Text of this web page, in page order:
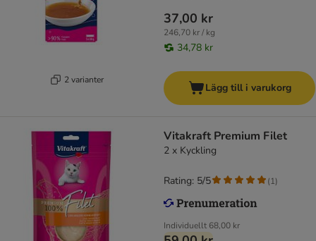
2 varianter
37,00 kr
246,70 kr / kg
34,78 kr
Lägg till i varukorg
Vitakraft Premium Filet
2 x Kyckling
Individuellt 68,00 kr
Rating: 5/5 (1)